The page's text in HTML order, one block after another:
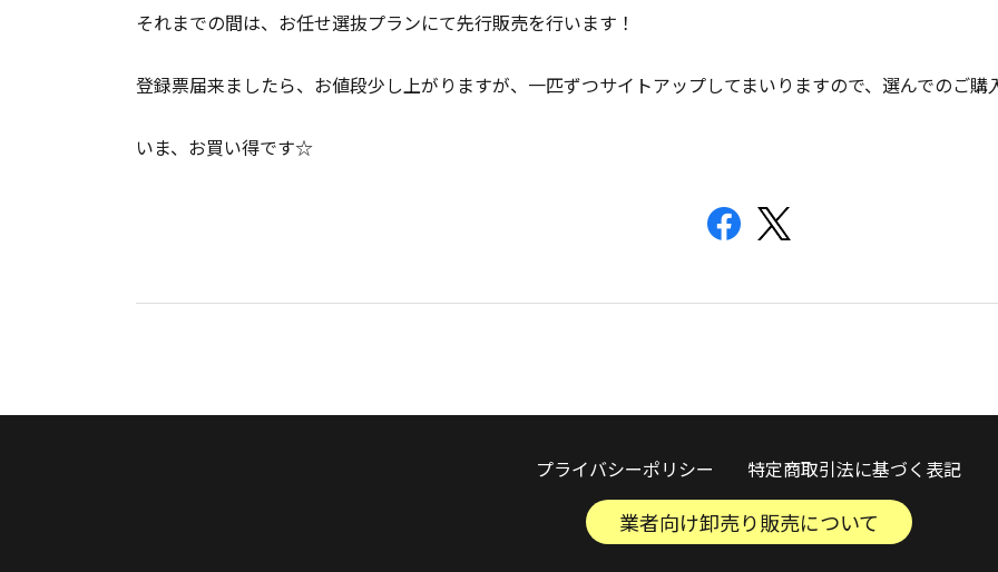
それまでの間は、お任せ選抜プランにて先行販売を行います！
登録票届来ましたら、お値段少し上がりますが、一匹ずつサイトアップしてまいりますので、選んでのご購
いま、お買い得です☆
プライバシーポリシー 特定商取引法に基づく表記
業者向け卸売り販売について